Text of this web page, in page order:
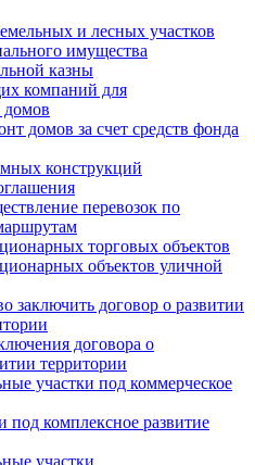
и лесных участков
имущества
казны
компаний для
домов
домов за счет средств фонда
конструкций
перевозок по
торговых объектов
объектов уличной
заключить договор о развитии
договора о
территории
участки под коммерческое
под комплексное развитие
участки